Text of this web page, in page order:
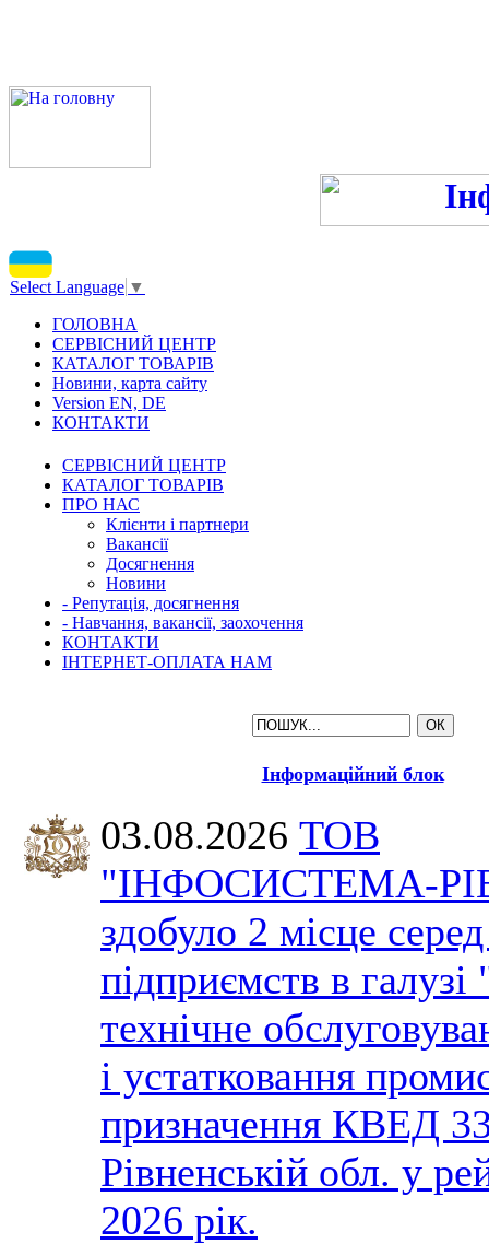
Select Language ▼
ГОЛОВНА
СЕРВІСНИЙ ЦЕНТР
КАТАЛОГ ТОВАРІВ
Новини, карта сайту
Version EN, DE
КОНТАКТИ
СЕРВІСНИЙ ЦЕНТР
КАТАЛОГ ТОВАРІВ
ПРО НАС
Клієнти і партнери
Вакансії
Досягнення
Новини
- Репутація, досягнення
- Навчання, вакансії, заохочення
КОНТАКТИ
ІНТЕРНЕТ-ОПЛАТА НАМ
Інформаційний блок
03.08.2026 ТОВ
"ІНФОСИСТЕМА-
здобуло 2 місце
підприємств в галузі
технічне
і устатковання
призначення КВЕД
Рівненській обл. у
2026 рік.